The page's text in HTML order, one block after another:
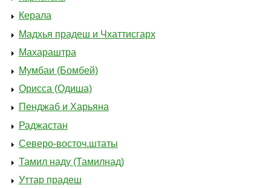
Керала
Мадхья прадеш и Чхаттисгарх
Махараштра
Мумбаи (Бомбей)
Орисса (Одиша)
Пенджаб и Харьяна
Раджастан
Северо-восточ.штаты
Тамил наду (Тамилнад)
Уттар прадеш